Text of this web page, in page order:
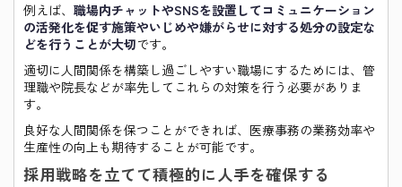
例えば、 職場内チャットやSNSを設置してコミュニケーション
の活発化を促す施策やいじめや嫌がらせに対する処分の設定な
どを行うことが大切です。
適切に人間関係を構築し過ごしやすい職場にするためには、管
理職や院長などが率先してこれらの対策を行う必要がありま
す。
良好な人間関係を保つことができれば、医療事務の業務効率や
生産性の向上も期待することが可能です。
採用戦略を立てて積極的に人手を確保する